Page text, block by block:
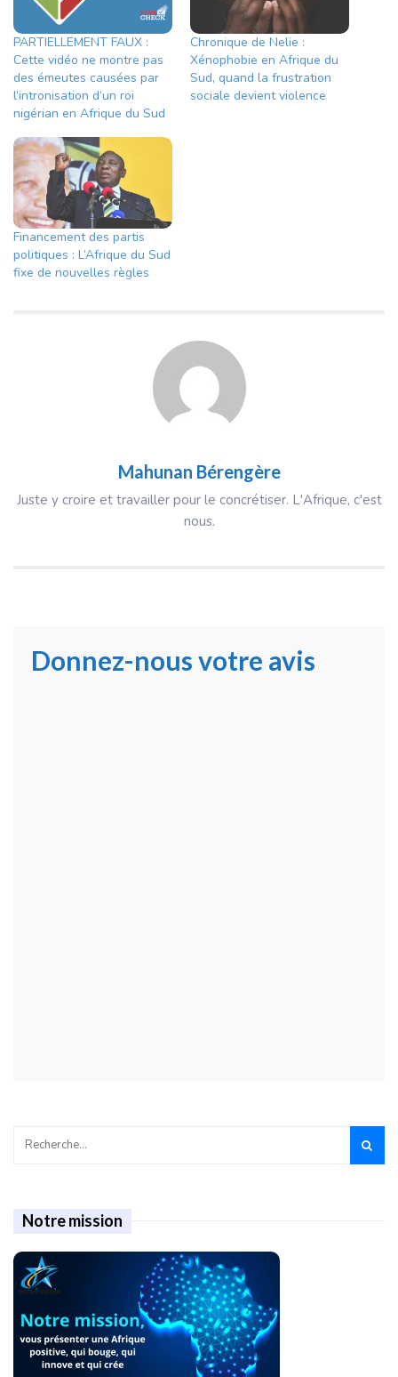
PARTIELLEMENT FAUX :
Cette vidéo ne montre pas
des émeutes causées par
l’intronisation d’un roi
nigérian en Afrique du Sud
Chronique de Nelie :
Xénophobie en Afrique du
Sud, quand la frustration
sociale devient violence
Financement des partis
politiques : L’Afrique du Sud
fixe de nouvelles règles
Mahunan Bérengère
Juste y croire et travailler pour le concrétiser. L'Afrique, c'est
nous.
Donnez-nous votre avis
Notre mission